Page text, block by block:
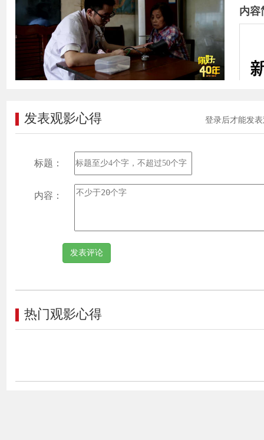
内容
年
登录后才能发
发表观影心得
标题：
内容：
热门观影心得